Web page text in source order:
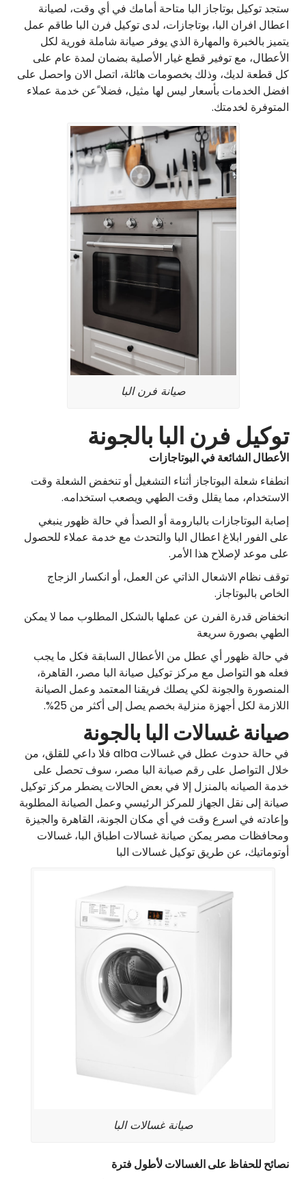
ستجد توكيل بوتاجاز البا متاحة أمامك في أي وقت، لصيانة
اعطال افران البا، بوتاجازات، لدى توكيل فرن البا طاقم عمل
يتميز بالخبرة والمهارة الذي يوفر صيانة شاملة فورية لكل
الأعطال، مع توفير قطع غيار الأصلية بضمان لمدة عام على
كل قطعة لديك، وذلك بخصومات هائلة، اتصل الان واحصل على
افضل الخدمات بأسعار ليس لها مثيل، فضلا ًعن خدمة عملاء
المتوفرة لخدمتك.
صيانة فرن البا
توكيل فرن البا بالجونة
الأعطال الشائعة في البوتاجازات
انطفاء شعلة البوتاجاز أثناء التشغيل أو تنخفض الشعلة وقت
الاستخدام، مما يقلل وقت الطهي ويصعب استخدامه.
إصابة البوتاجازات بالبارومة أو الصدأ في حالة ظهور ينبغي
على الفور ابلاغ اعطال البا والتحدث مع خدمة عملاء للحصول
على موعد لإصلاح هذا الأمر.
توقف نظام الاشعال الذاتي عن العمل، أو انكسار الزجاج
الخاص بالبوتاجاز.
انخفاض قدرة الفرن عن عملها بالشكل المطلوب مما لا يمكن
الطهي بصورة سريعة
في حالة ظهور أي عطل من الأعطال السابقة فكل ما يجب
فعله هو التواصل مع مركز توكيل صيانة البا مصر، القاهرة،
المنصورة والجونة لكي يصلك فريقنا المعتمد وعمل الصيانة
اللازمة لكل أجهزة منزلية بخصم يصل إلى أكثر من 25%.
صيانة غسالات البا بالجونة
في حالة حدوث عطل في غسالات alba فلا داعي للقلق، من
خلال التواصل على رقم صيانة البا مصر، سوف تحصل على
خدمة الصيانه بالمنزل إلا في بعض الحالات يضطر مركز توكيل
صيانة إلى نقل الجهاز للمركز الرئيسي وعمل الصيانة المطلوبة
وإعادته في اسرع وقت في أي مكان الجونة، القاهرة والجيزة
ومحافظات مصر يمكن صيانة غسالات اطباق البا، غسالات
أوتوماتيك، عن طريق توكيل غسالات البا
صيانة غسالات البا
نصائح للحفاظ على الغسالات لأطول فترة